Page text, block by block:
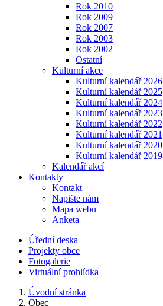
Rok 2010
Rok 2009
Rok 2007
Rok 2003
Rok 2002
Ostatní
Kulturní akce
Kulturní kalendář 2026
Kulturní kalendář 2025
Kulturní kalendář 2024
Kulturní kalendář 2023
Kulturní kalendář 2022
Kulturní kalendář 2021
Kulturní kalendář 2020
Kulturní kalendář 2019
Kalendář akcí
Kontakty
Kontakt
Napište nám
Mapa webu
Anketa
Úřední deska
Projekty obce
Fotogalerie
Virtuální prohlídka
Úvodní stránka
Obec